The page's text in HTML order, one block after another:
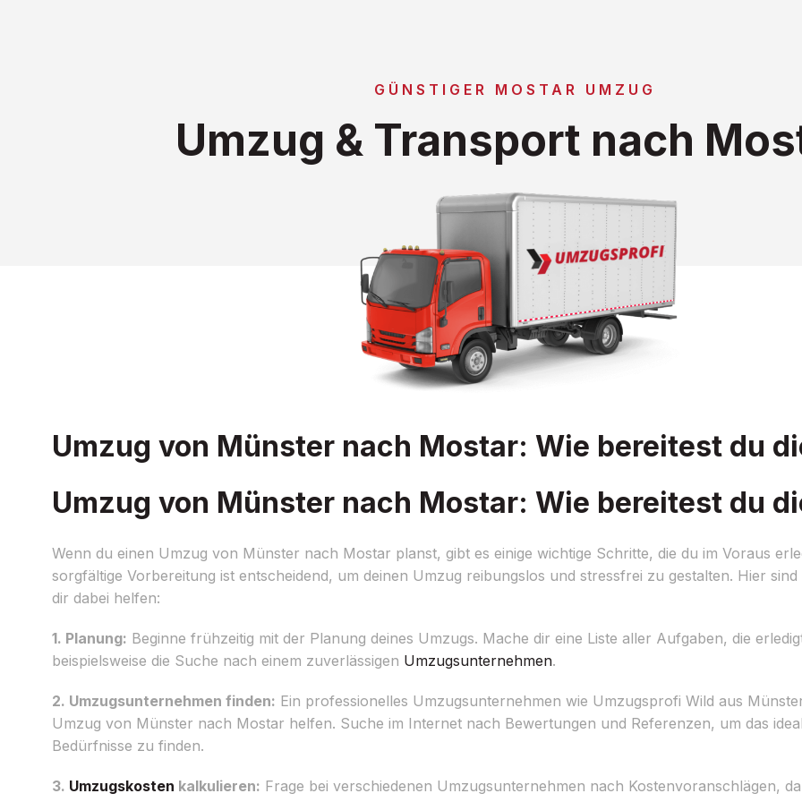
GÜNSTIGER MOSTAR UMZUG
Umzug & Transport nach
Umzug von Münster nach Mostar: Wie bereitest du
Umzug von Münster nach Mostar: Wie bereitest du
Wenn du einen Umzug von Münster nach Mostar planst, gibt es einige wichtige Schritte, die du im Voraus
sorgfältige Vorbereitung ist entscheidend, um deinen Umzug reibungslos und stressfrei zu gestalten. Hier
dir dabei helfen:
1. Planung: Beginne frühzeitig mit der Planung deines Umzugs. Mache dir eine Liste aller Aufgaben, die
beispielsweise die Suche nach einem zuverlässigen Umzugsunternehmen.
2. Umzugsunternehmen finden: Ein professionelles Umzugsunternehmen wie Umzugsprofi Wild aus
Umzug von Münster nach Mostar helfen. Suche im Internet nach Bewertungen und Referenzen, um das
Bedürfnisse zu finden.
3. Umzugskosten kalkulieren: Frage bei verschiedenen Umzugsunternehmen nach Kostenvoranschlägen,